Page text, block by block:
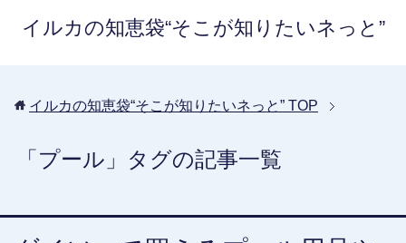
イルカの知恵袋“そこが知りたいネっと”
イルカの知恵袋“そこが知りたいネっと” TOP
「プール」タグの記事一覧